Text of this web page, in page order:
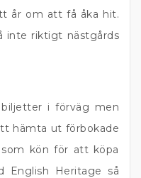
år om att få åka hit.
inte riktigt nästgårds
i förväg men
hämta ut förbokade
kön för att köpa
English Heritage så